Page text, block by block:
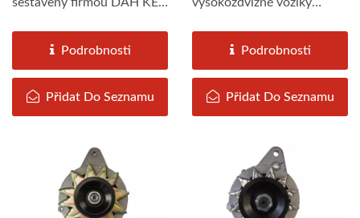
Podrobnosti
Přidat Do Seznamu
Podrobnosti
Přidat Do Seznamu